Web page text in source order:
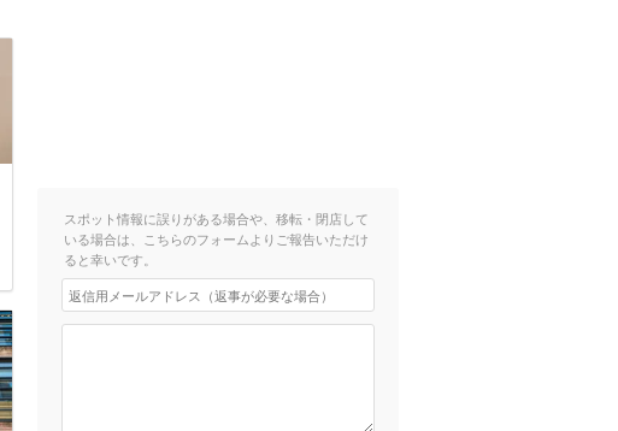
スポット情報に誤りがある場合や、移転・閉店して
いる場合は、こちらのフォームよりご報告いただけ
ると幸いです。